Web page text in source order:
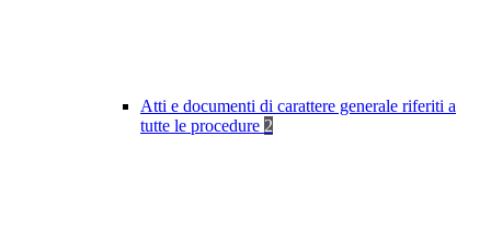
Atti e documenti di carattere generale riferiti a
tutte le procedure 2